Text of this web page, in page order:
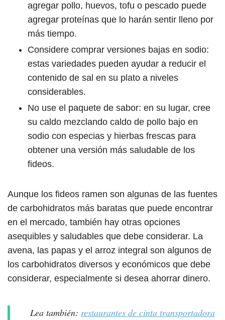
agregar pollo, huevos, tofu o pescado puede
agregar proteínas que lo harán sentir lleno por
más tiempo.
Considere comprar versiones bajas en sodio:
estas variedades pueden ayudar a reducir el
contenido de sal en su plato a niveles
considerables.
No use el paquete de sabor: en su lugar, cree
su caldo mezclando caldo de pollo bajo en
sodio con especias y hierbas frescas para
obtener una versión más saludable de los
fideos.
Aunque los fideos ramen son algunas de las fuentes
de carbohidratos más baratas que puede encontrar
en el mercado, también hay otras opciones
asequibles y saludables que debe considerar. La
avena, las papas y el arroz integral son algunos de
los carbohidratos diversos y económicos que debe
considerar, especialmente si desea ahorrar dinero.
Lea también: restaurantes de cinta transportadora